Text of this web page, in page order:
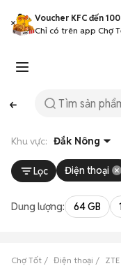
Voucher KFC đến
Chỉ có trên app Chợ
Khu vực: Đắk Nông
Lọc Điện thoại
Dung lượng: 64 GB
Chợ Tốt Điện thoại ZTE